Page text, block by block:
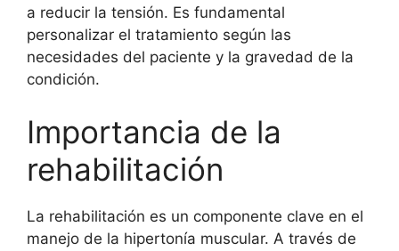
a reducir la tensión. Es fundamental
personalizar el tratamiento según las
necesidades del paciente y la gravedad de la
condición.
Importancia de la
rehabilitación
La rehabilitación es un componente clave en el
manejo de la hipertonía muscular. A través de